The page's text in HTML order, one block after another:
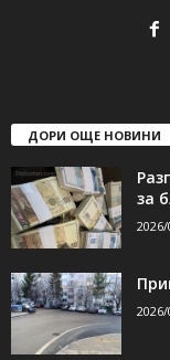
ДОРИ ОЩЕ НОВИНИ
за